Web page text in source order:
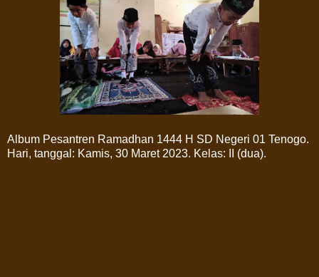
Album Pesantren Ramadhan 1444 H SD Negeri 01 Tenogo.
Hari, tanggal: Kamis, 30 Maret 2023. Kelas: II (dua).